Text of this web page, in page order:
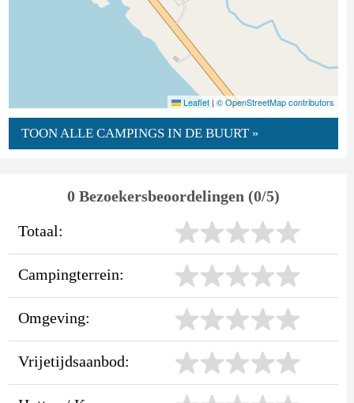
Leaflet | © OpenStreetMap contributors
TOON ALLE CAMPINGS IN DE BUURT »
0 Bezoekersbeoordelingen (0/5)
Totaal:
Campingterrein:
Omgeving:
Vrijetijdsaanbod: